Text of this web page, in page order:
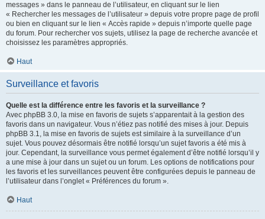
messages » dans le panneau de l’utilisateur, en cliquant sur le lien
« Rechercher les messages de l’utilisateur » depuis votre propre page de profil
ou bien en cliquant sur le lien « Accès rapide » depuis n’importe quelle page
du forum. Pour rechercher vos sujets, utilisez la page de recherche avancée et
choisissez les paramètres appropriés.
Haut
Surveillance et favoris
Quelle est la différence entre les favoris et la surveillance ?
Avec phpBB 3.0, la mise en favoris de sujets s’apparentait à la gestion des
favoris dans un navigateur. Vous n’étiez pas notifié des mises à jour. Depuis
phpBB 3.1, la mise en favoris de sujets est similaire à la surveillance d’un
sujet. Vous pouvez désormais être notifié lorsqu’un sujet favoris a été mis à
jour. Cependant, la surveillance vous permet également d’être notifié lorsqu’il y
a une mise à jour dans un sujet ou un forum. Les options de notifications pour
les favoris et les surveillances peuvent être configurées depuis le panneau de
l’utilisateur dans l’onglet « Préférences du forum ».
Haut